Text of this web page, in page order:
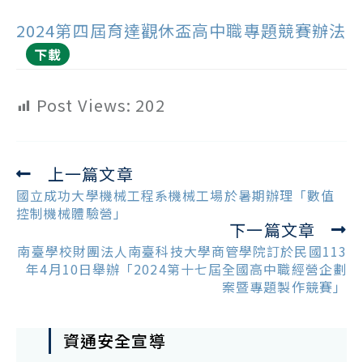
2024第四屆育達觀休盃高中職專題競賽辦法
下載
Post Views: 202
Read
more
articles
上一篇文章
國立成功大學機械工程系機械工場於暑期辦理「數值
控制機械體驗營」
下一篇文章
南臺學校財團法人南臺科技大學商管學院訂於民國113
年4月10日舉辦「2024第十七屆全國高中職經營企劃
案暨專題製作競賽」
資通安全宣導